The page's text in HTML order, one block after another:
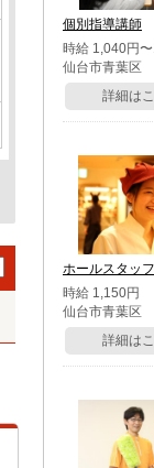
個別指導講師
時給 1,040円
仙台市青葉区
詳細は
ホールスタッフ
時給 1,150円
仙台市青葉区
詳細は